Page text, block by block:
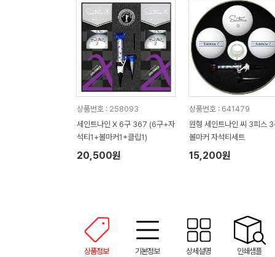
상품번호 : 258093
세인트나인 X 6구 367 (6구+자
석티1+볼마커1+클립1)
20,500원
상품번호 : 641479
원형 세인트나인 씨 3피스 3
볼마커 자석티세트
15,200원
상품정보 기본정보 상세설명 인쇄샘플